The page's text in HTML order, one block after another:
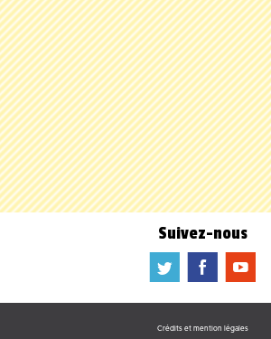
Suivez-nous
a b f
Crédits et mention légales